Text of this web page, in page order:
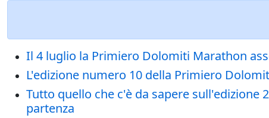
Il 4 luglio la Primiero Dolomiti Marathon
L'edizione numero 10 della Primiero
Tutto quello che c'è da sapere
partenza